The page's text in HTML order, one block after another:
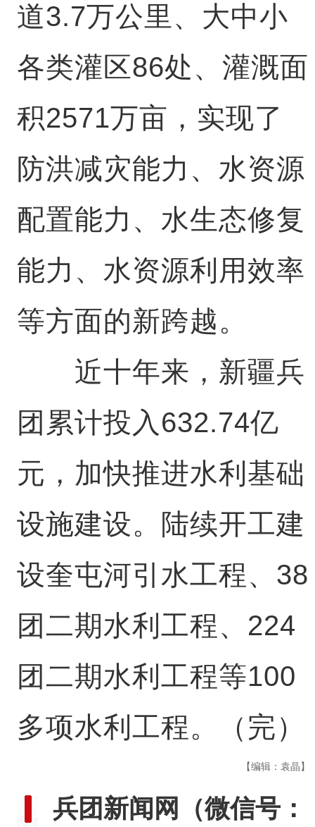
道3.7万公里、大中小
各类灌区86处、灌溉面
积2571万亩，实现了
防洪减灾能力、水资源
配置能力、水生态修复
能力、水资源利用效率
等方面的新跨越。
近十年来，新疆兵
团累计投入632.74亿
元，加快推进水利基础
设施建设。陆续开工建
设奎屯河引水工程、38
团二期水利工程、224
团二期水利工程等100
多项水利工程。（完）
【编辑：袁晶】
兵团新闻网 （微信号：